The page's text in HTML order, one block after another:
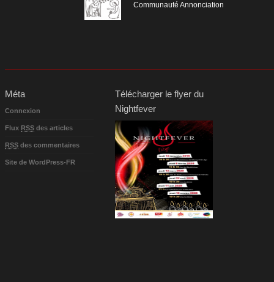
Communauté Annonciation
Méta
Connexion
Flux RSS des articles
RSS des commentaires
Site de WordPress-FR
Télécharger le flyer du
Nightfever